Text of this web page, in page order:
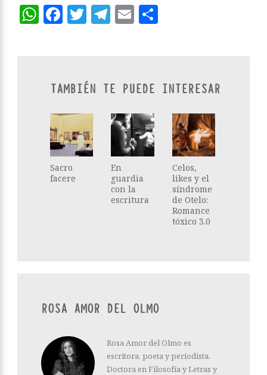
WhatsApp
Facebook
Twitter
Telegram
Email
TAMBIÉN TE PUEDE INTERESAR
Sacro
facere
En
guardia
con la
escritura
Celos,
likes y el
síndrome
de Otelo:
Romance
tóxico 3.0
ROSA AMOR DEL OLMO
Rosa Amor del Olmo es
escritora, poeta y periodista.
Doctora en Filosofía y Letras y